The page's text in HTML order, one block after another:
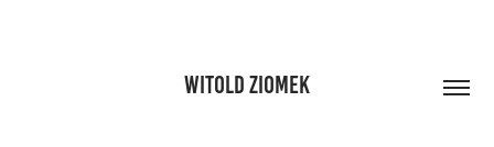
WITOLD ZIOMEK